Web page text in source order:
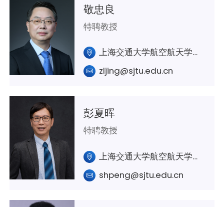
敬忠良
特聘教授
上海交通大学航空航天学院A314室
zljing@sjtu.edu.cn
彭夏晖
特聘教授
上海交通大学航空航天学院A349
shpeng@sjtu.edu.cn